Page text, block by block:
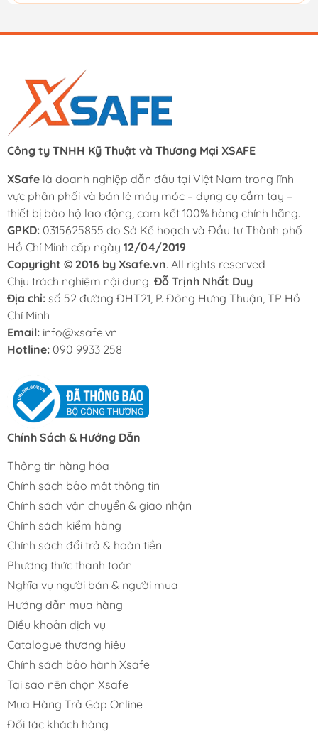
Công ty TNHH Kỹ Thuật và Thương Mại XSAFE
XSafe là doanh nghiệp dẫn đầu tại Việt Nam trong lĩnh
vực phân phối và bán lẻ máy móc – dụng cụ cầm tay –
thiết bị bảo hộ lao động, cam kết 100% hàng chính hãng.
GPKD: 0315625855 do Sở Kế hoạch và Đầu tư Thành phố
Hồ Chí Minh cấp ngày 12/04/2019
Copyright © 2016 by Xsafe.vn. All rights reserved
Chịu trách nghiệm nội dung: Đỗ Trịnh Nhất Duy
Địa chỉ: số 52 đường ĐHT21, P. Đông Hưng Thuận, TP Hồ
Chí Minh
Email: info@xsafe.vn
Hotline: 090 9933 258
Chính Sách & Hướng Dẫn
Thông tin hàng hóa
Chính sách bảo mật thông tin
Chính sách vận chuyển & giao nhận
Chính sách kiểm hàng
Chính sách đổi trả & hoàn tiền
Phương thức thanh toán
Nghĩa vụ người bán & người mua
Hướng dẫn mua hàng
Điều khoản dịch vụ
Catalogue thương hiệu
Chính sách bảo hành Xsafe
Tại sao nên chọn Xsafe
Mua Hàng Trả Góp Online
Đối tác khách hàng